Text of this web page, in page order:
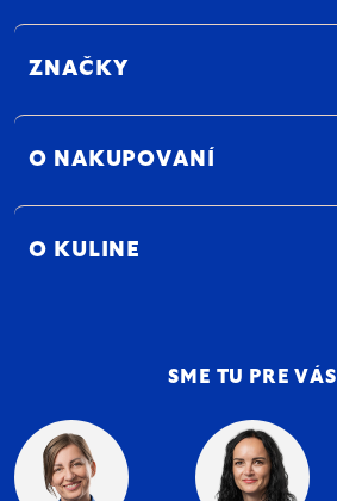
ZNAČKY
O NAKUPOVANÍ
O KULINE
SME TU PRE VÁS